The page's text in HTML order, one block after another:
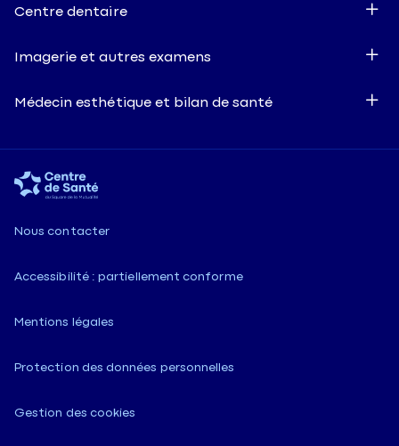
Centre dentaire
Imagerie et autres examens
Médecin esthétique et bilan de santé
Nous contacter
Accessibilité : partiellement conforme
Mentions légales
Protection des données personnelles
Gestion des cookies